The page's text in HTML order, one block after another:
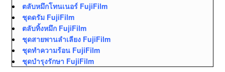
ตลับหมึกโทนเนอร์ FujiFilm
ชุดดรัม FujiFilm
ตลับทิ้งหมึก FujiFilm
ชุดสายพานลำเลียง FujiFilm
ชุดทำความร้อน FujiFilm
ชุดบำรุงรักษา FujiFilm